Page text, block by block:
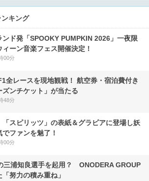
キング
ンド発「SPOOKY PUMPKIN 2026」一夜限
ィーン音楽フェス開催決定！
00分
全レースを現地観戦！ 航空券・宿泊費付き
ズンチケット」が当たる
48分
「スピリッツ」の表紙＆グラビアに登場し妖
ファンを魅了！
00分
三浦知良選手を起用？ ONODERA GROUP
努力の積み重ね」